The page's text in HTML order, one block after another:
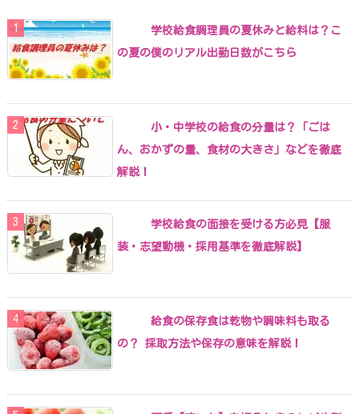
学校給食調理員の夏休みと給料は？こ
の夏の僕のリアル出勤日数がこちら
小・中学校の給食の分量は？「ごは
ん、おかずの量、食材の大きさ」などを徹底
解説！
学校給食の面接を受ける方必見【服
装・志望動機・採用基準を徹底解説】
給食の保存食は乾物や調味料も取る
の？ 採取方法や保存の意味を解説！